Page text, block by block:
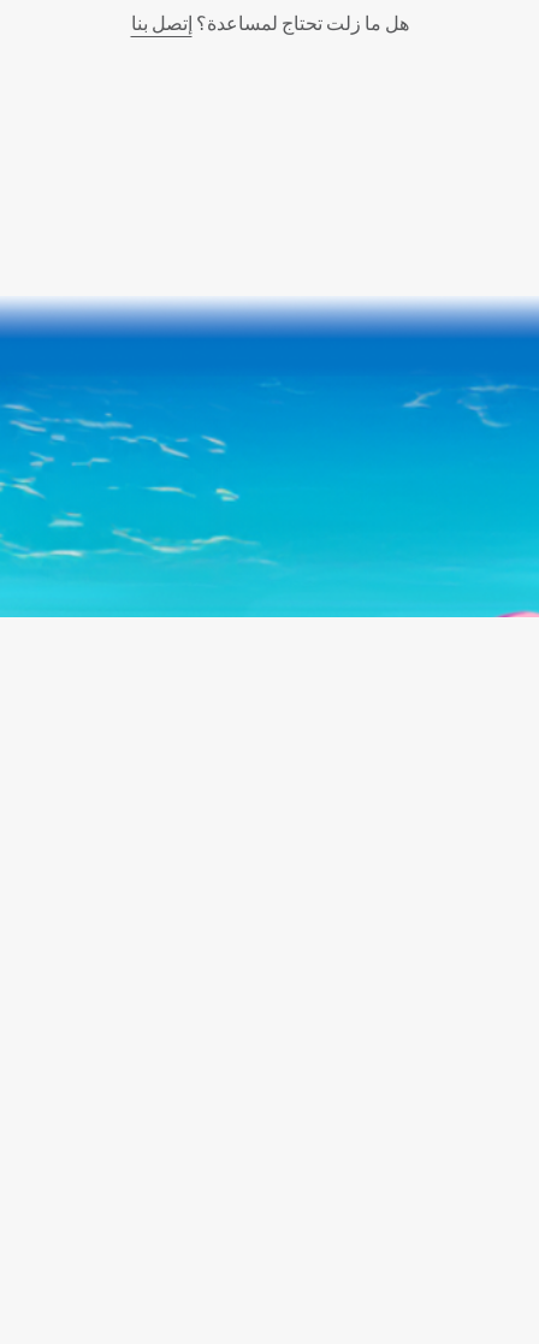
هل ما زلت تحتاج لمساعدة؟ إتصل بنا